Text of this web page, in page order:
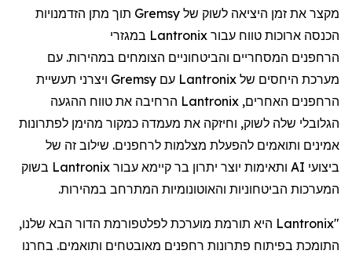
מקצר את זמן היציאה לשוק של Gremsy תוך מתן הזדמנויות
הכנסה ארוכות טווח עבור Lantronix במגזרי
הרחפנים המסחריים והביטחוניים הצומחים במהירות. עם
מערכת היחסים של Lantronix עם Gremsy ויצרני תעשיית
הרחפנים האחרים, Lantronix הרחיבה את טווח ההגעה
הגלובלי שלה לשוק, וחיזקה את מעמדה כמקור מהימן לפתרונות
אמינים ותואמים להפעלת מצלמות לרחפנים. שילוב זה של
ביצועי AI ותאימות יוצר יתרון בר קיימא עבור
Lantronix בשוק
המערכות הביטחוניות והאוטונומיות המתרחב במהירות.
"
Lantronix היא תורמת מוערכת לפלטפורמת הדור הבא שלנו,
התומכת בפיתוח פתרונות רחפנים מאובטחים ותואמים. בחרנו